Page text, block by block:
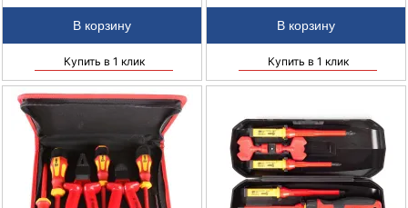
Купить в 1 клик Купить в 1 клик